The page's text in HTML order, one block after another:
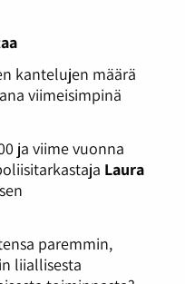
kantelujen määrä
viimeisimpinä
ja viime vuonna
Laura
paremmin,
liiallisesta